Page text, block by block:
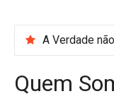
Quem